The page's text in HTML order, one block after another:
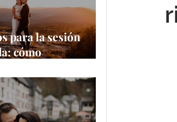
para la sesión
cómo
oportunidad
cámara